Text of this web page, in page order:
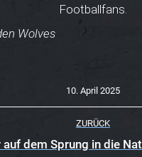
Footballfans.
Wolves
10. April 2025
ZURÜCK
auf dem Sprung in die